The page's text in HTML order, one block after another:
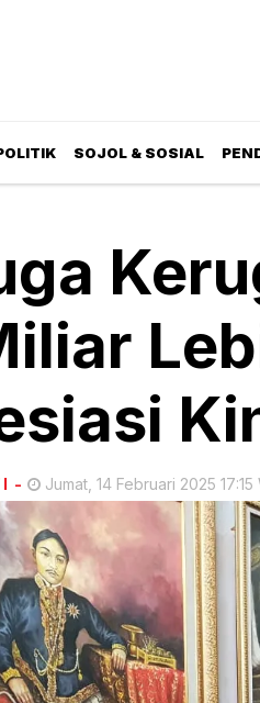
SOJOL & SOSIAL
- Jumat, 14 Februari 2025 17:15